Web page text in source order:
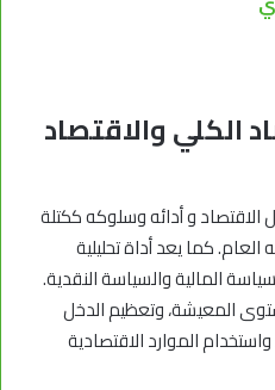
الكلي والاقتصاد
الاقتصاد و أدائه وسلوكه ككتلة
كما يعد أداة تحليلية
المالية والسياسة النقدية.
المعيشة، وتعظيم الدخل
الموارد الاقتصادية